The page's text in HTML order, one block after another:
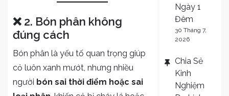
❌ 2. Bón phân không
đúng cách
Bón phân là yếu tố quan trọng giúp
cỏ luôn xanh mướt, nhưng nhiều
người bón sai thời điểm hoặc sai
Ngày 1
Đêm
30 Tháng 7,
2026
Chia Sẻ
Kinh
Nghiệm